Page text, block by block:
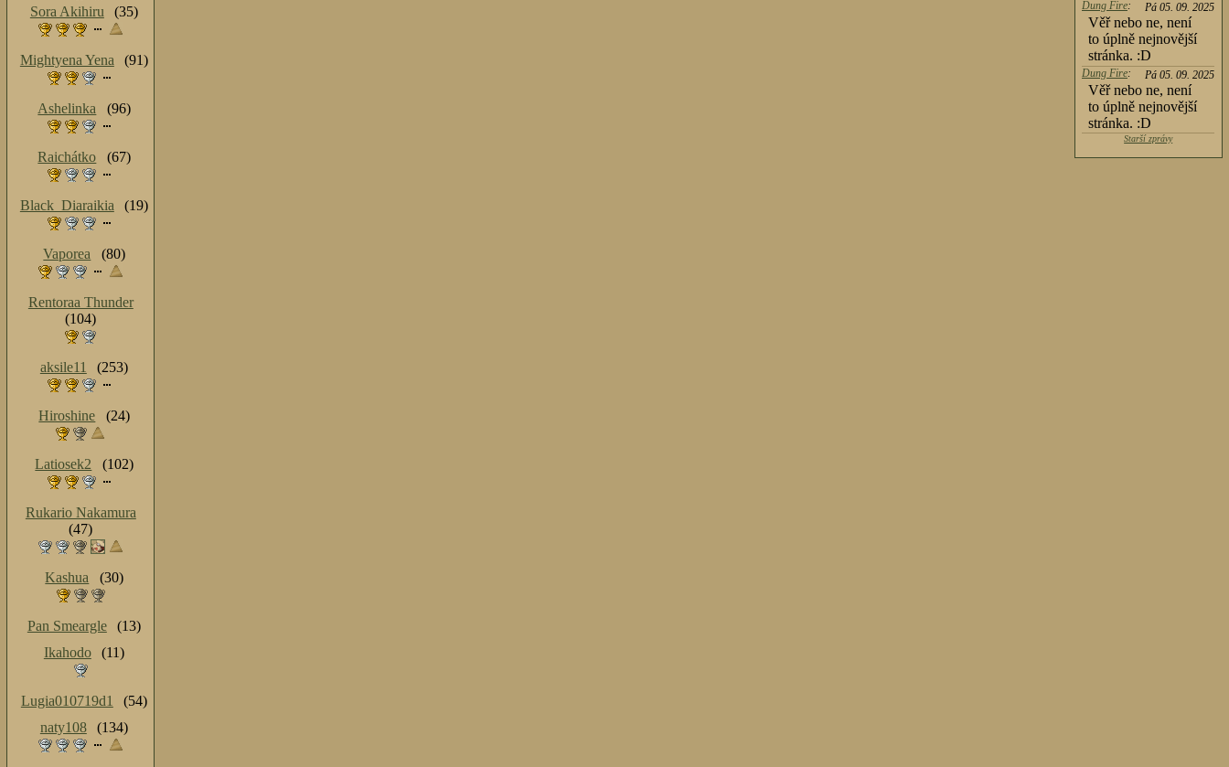
Pá 05. 09. 2025
Dung Fire:
Věř nebo ne, není
to úplně nejnovější
stránka. :D
Pá 05. 09. 2025
Dung Fire:
Věř nebo ne, není
to úplně nejnovější
stránka. :D
Starší zprávy
Sora Akihiru (35)
Mightyena Yena (91)
Ashelinka (96)
Raichátko (67)
Black_Diaraikia (19)
Vaporea (80)
Rentoraa Thunder
(104)
aksile11 (253)
Hiroshine (24)
Latiosek2 (102)
Rukario Nakamura
(47)
Kashua (30)
Pan Smeargle
(13)
Ikahodo
(11)
Lugia010719d1
(54)
naty108
(134)